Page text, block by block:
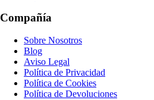
Compañía
Sobre Nosotros
Blog
Aviso Legal
Política de Privacidad
Política de Cookies
Política de Devoluciones